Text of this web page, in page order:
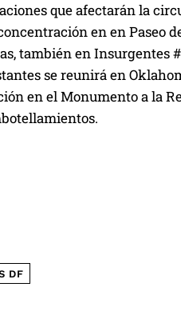
que afectarán la
en en Paseo
también en Insurgentes
se reunirá en
en el Monumento a la
DF